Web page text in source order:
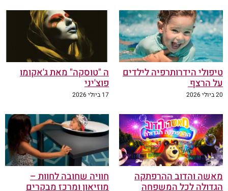
טיפולי הידרותרפיה לילדים
על הרצף
20 ביולי 2026
ה "טוסקה" מאת ג'אקומו
פוצ'יני
17 ביולי 2026
מאשה והדוב ההרפתקה
הגדולה לכל המשפחה
חוויה שחובה לחוות –
מוזיאון ומרכז מבקרים